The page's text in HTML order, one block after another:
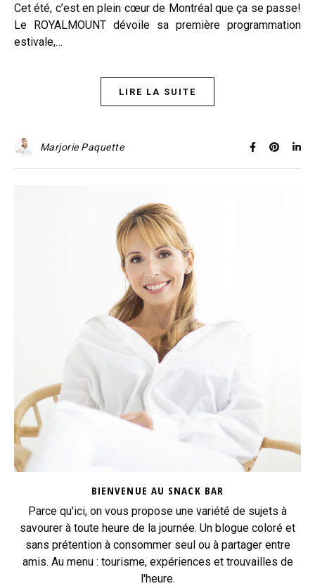
Cet été, c’est en plein cœur de Montréal que ça se passe!
Le ROYALMOUNT dévoile sa première programmation
estivale,…
LIRE LA SUITE
Marjorie Paquette
BIENVENUE AU SNACK BAR
Parce qu'ici, on vous propose une variété de sujets à
savourer à toute heure de la journée. Un blogue coloré et
sans prétention à consommer seul ou à partager entre
amis. Au menu : tourisme, expériences et trouvailles de
l'heure.